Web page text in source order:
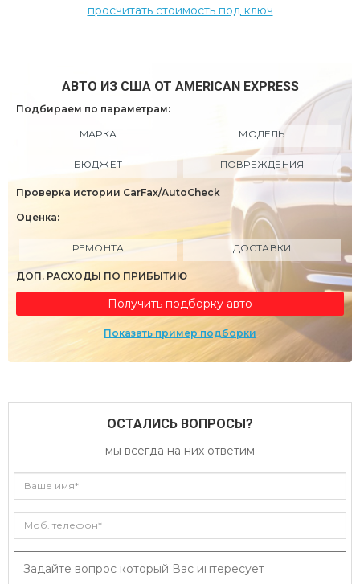
просчитать стоимость под ключ
АВТО ИЗ США ОТ AMERICAN EXPRESS
Подбираем по параметрам:
МАРКА МОДЕЛЬ
БЮДЖЕТ ПОВРЕЖДЕНИЯ
Проверка истории CarFax/AutoCheck
Оценка:
РЕМОНТА ДОСТАВКИ
ДОП. РАСХОДЫ ПО ПРИБЫТИЮ
Получить подборку авто
Показать пример подборки
ОСТАЛИСЬ ВОПРОСЫ?
мы всегда на них ответим